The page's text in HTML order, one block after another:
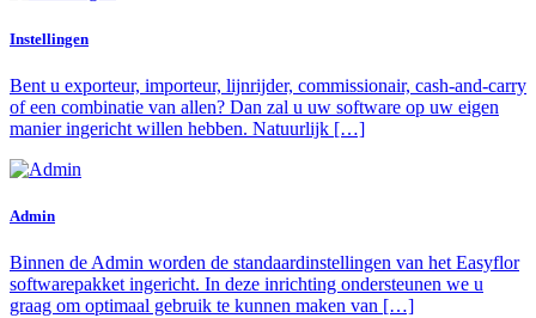
Instellingen
Bent u exporteur, importeur, lijnrijder, commissionair, cash-and-carry
of een combinatie van allen? Dan zal u uw software op uw eigen
manier ingericht willen hebben. Natuurlijk […]
Admin
Binnen de Admin worden de standaardinstellingen van het Easyflor
softwarepakket ingericht. In deze inrichting ondersteunen we u
graag om optimaal gebruik te kunnen maken van […]